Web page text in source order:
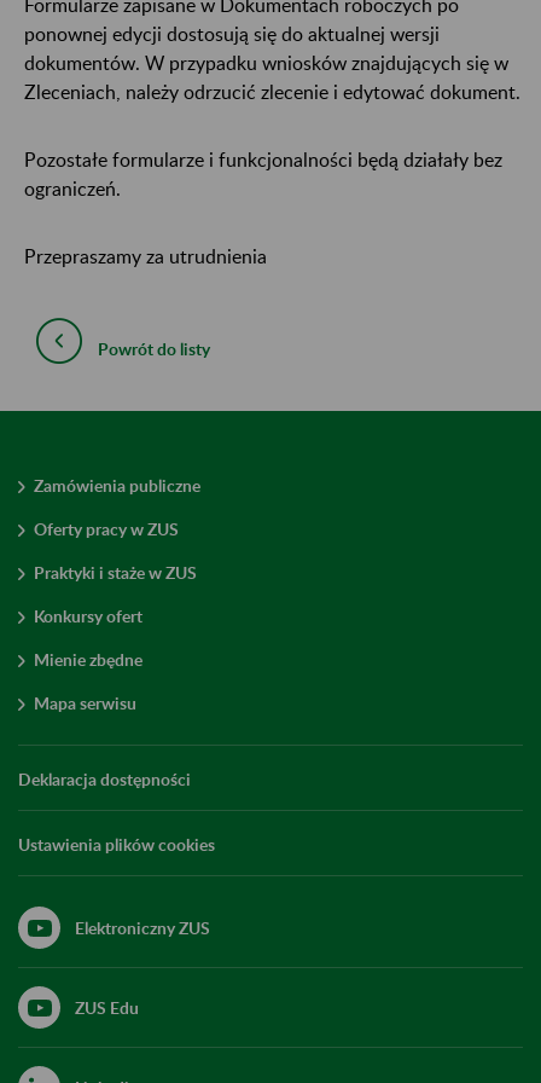
ponownej edycji dostosują się do aktualnej wersji
dokumentów. W przypadku wniosków znajdujących się w
Zleceniach, należy odrzucić zlecenie i edytować dokument.
Pozostałe formularze i funkcjonalności będą działały bez
ograniczeń.
Przepraszamy za utrudnienia
Powrót do listy
Zamówienia publiczne
Oferty pracy w ZUS
Praktyki i staże w ZUS
Konkursy ofert
Mienie zbędne
Mapa serwisu
Deklaracja dostępności
Ustawienia plików cookies
Elektroniczny ZUS
ZUS Edu